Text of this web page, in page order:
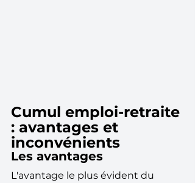
Cumul emploi-retraite
: avantages et
inconvénients
Les avantages
L'avantage le plus évident du